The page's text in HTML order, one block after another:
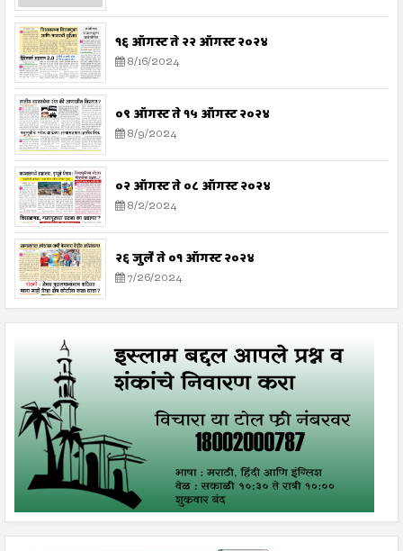
१६ ऑगस्ट ते २२ ऑगस्ट २०२४
8/16/2024
०९ ऑगस्ट ते १५ ऑगस्ट २०२४
8/9/2024
०२ ऑगस्ट ते ०८ ऑगस्ट २०२४
8/2/2024
२६ जुलै ते ०१ ऑगस्ट २०२४
7/26/2024